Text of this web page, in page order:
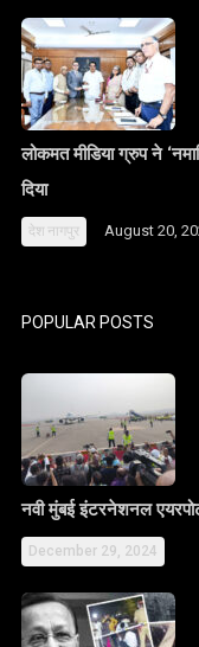
लोकमत मीडिया ग्रुप ने
दिया
देश नागपुर August 20,
POPULAR POSTS
नवी मुंबई इंटरनेशनल
December 29, 2024